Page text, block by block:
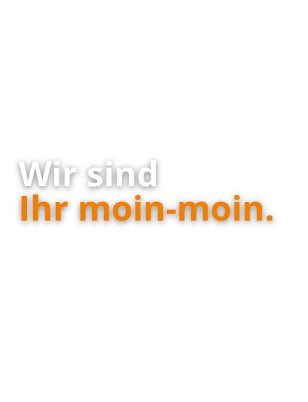
Wir sind
Ihr moin-moin.